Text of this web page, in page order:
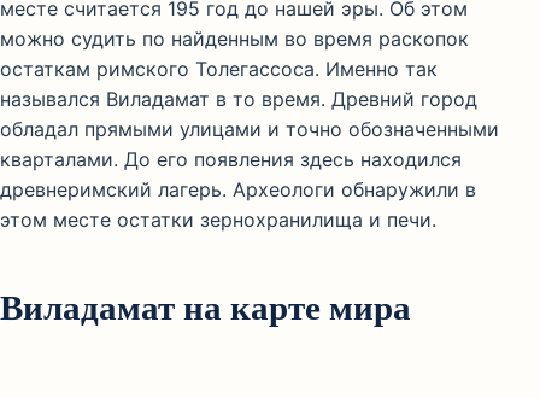
месте считается 195 год до нашей эры. Об этом
можно судить по найденным во время раскопок
остаткам римского Толегассоса. Именно так
назывался Виладамат в то время. Древний город
обладал прямыми улицами и точно обозначенными
кварталами. До его появления здесь находился
древнеримский лагерь. Археологи обнаружили в
этом месте остатки зернохранилища и печи.
Виладамат на карте мира